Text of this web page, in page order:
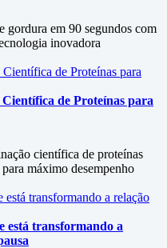
gordura em 90 segundos com
inovadora
de Proteínas para
científica de proteínas
máximo desempenho
está transformando a